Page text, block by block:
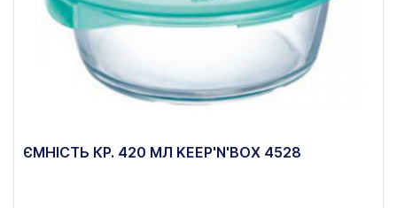
ЄМНІСТЬ КР. 420 МЛ KEEP'N'BOX 4528